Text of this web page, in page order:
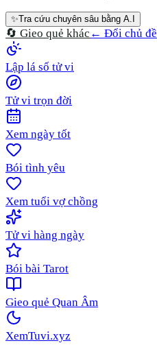
✨Tra cứu chuyên sâu bằng A.I
🔄 Gieo quẻ khác ← Đổi chủ đề
Lập lá số tử vi
Tử vi trọn đời
Xem ngày tốt
Bói tình yêu
Xem tuổi vợ chồng
Tử vi hàng ngày
Bói bài Tarot
Gieo quẻ Quan Âm
XemTuvi.xyz